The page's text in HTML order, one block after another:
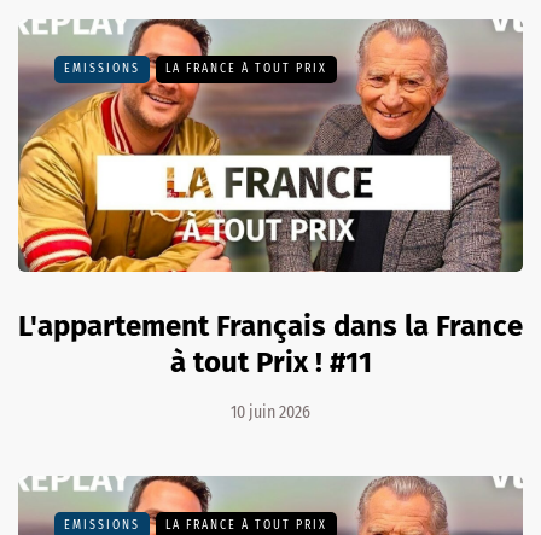
EMISSIONS LA FRANCE À TOUT PRIX
L'appartement Français dans la France
à tout Prix ! #11
10 juin 2026
EMISSIONS LA FRANCE À TOUT PRIX